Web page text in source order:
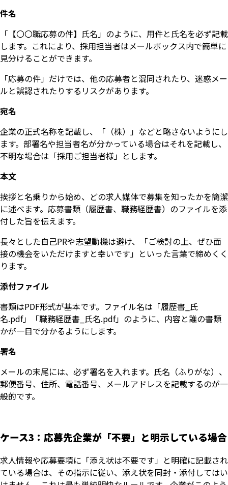
件名
「【〇〇職応募の件】氏名」のように、用件と氏名を必ず記載
します。これにより、採用担当者はメールボックス内で簡単に
見分けることができます。
「応募の件」だけでは、他の応募者と混同されたり、迷惑メー
ルと誤認されたりするリスクがあります。
宛名
企業の正式名称を記載し、「（株）」などと略さないようにし
ます。部署名や担当者名が分かっている場合はそれを記載し、
不明な場合は「採用ご担当者様」とします。
本文
挨拶と名乗りから始め、どの求人媒体で募集を知ったかを簡潔
に述べます。応募書類（履歴書、職務経歴書）のファイルを添
付した旨を伝えます。
長々とした自己PRや志望動機は避け、「ご検討の上、ぜひ面
接の機会をいただけますと幸いです」といった言葉で締めくく
ります。
添付ファイル
書類はPDF形式が基本です。ファイル名は「履歴書_氏
名.pdf」「職務経歴書_氏名.pdf」のように、内容と誰の書類
かが一目で分かるようにします。
署名
メールの末尾には、必ず署名を入れます。氏名（ふりがな）、
郵便番号、住所、電話番号、メールアドレスを記載するのが一
般的です。
ケース3：応募先企業が「不要」と明示している場合
求人情報や応募要項に「添え状は不要です」と明確に記載され
ている場合は、その指示に従い、添え状を同封・添付してはい